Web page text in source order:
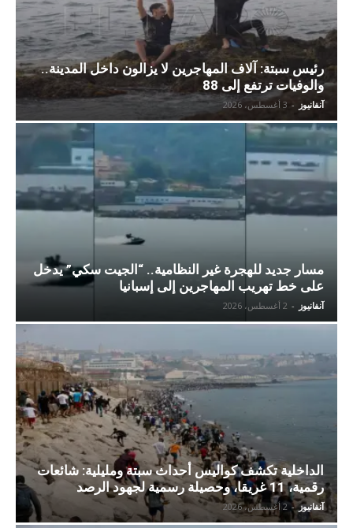
رئيس سبتة: آلاف المهاجرين لا يزالون داخل المدينة..
والوفيات ترتفع إلى 88
آنفانيوز - 3 أغسطس، 2026
مسار جديد للهجرة غير النظامية.. “الجيت سكي” يدخل
على خط تهريب المهاجرين إلى إسبانيا
آنفانيوز - 2 أغسطس، 2026
الداخلية تكشف كواليس أحداث سبتة ومليلية: شائعات
رقمية، 11 غريقا، وحصيلة رسمية لجهود الرصد
آنفانيوز - 2 أغسطس، 2026